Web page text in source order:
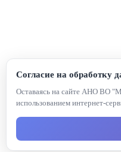
Согласие на обработку
Оставаясь на сайте АНО ВО
использованием интернет-